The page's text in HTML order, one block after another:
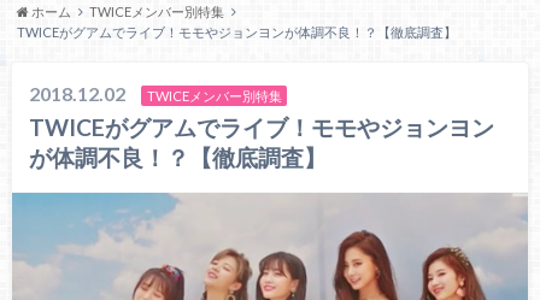
ホーム
TWICEメンバー別特集
TWICEがグアムでライブ！モモやジョンヨンが体調不良！？【徹底調査】
2018.12.02 TWICEメンバー別特集
TWICEがグアムでライブ！モモやジョンヨン
が体調不良！？【徹底調査】